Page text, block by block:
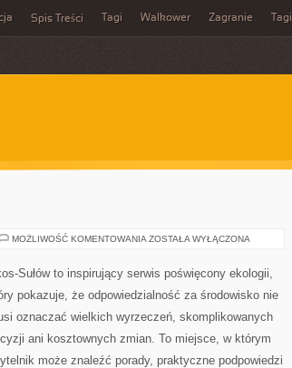
Spis Treści Tagi Walkower Zagranie Tagi
MOŻLIWOŚĆ KOMENTOWANIA CZYTELNICZY
ZOSTAŁA WYŁĄCZONA
Sułów to inspirujący serwis poświęcony ekologii,
pokazuje, że odpowiedzialność za środowisko nie
oznaczać wielkich wyrzeczeń, skomplikowanych
ani kosztownych zmian. To miejsce, w którym
może znaleźć porady, praktyczne podpowiedzi